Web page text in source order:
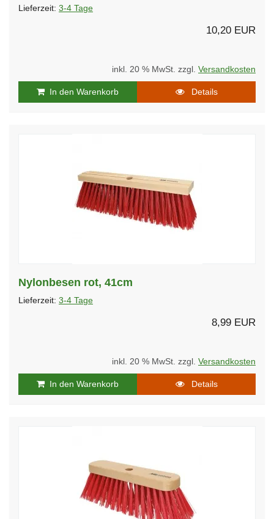
Lieferzeit: 3-4 Tage
10,20 EUR
inkl. 20 % MwSt. zzgl. Versandkosten
In den Warenkorb Details
Nylonbesen rot, 41cm
Lieferzeit: 3-4 Tage
8,99 EUR
inkl. 20 % MwSt. zzgl. Versandkosten
In den Warenkorb Details